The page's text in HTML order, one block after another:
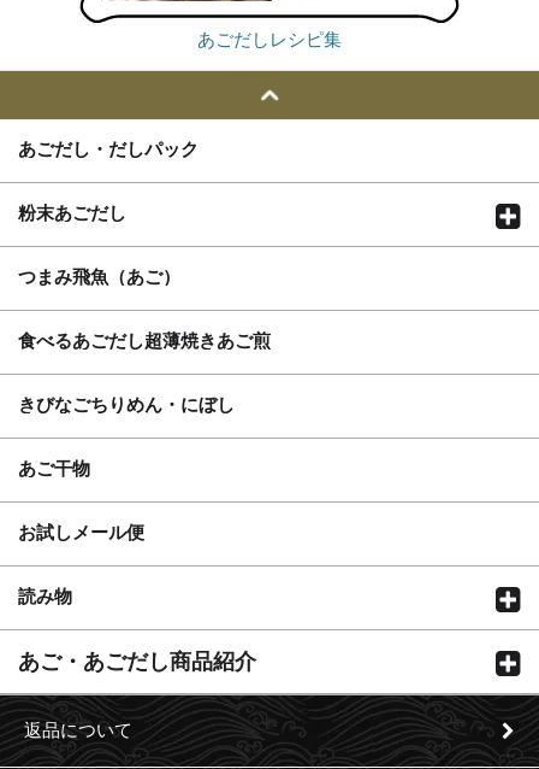
あごだしレシピ集
あごだし・だしパック
粉末あごだし
つまみ飛魚（あご）
食べるあごだし超薄焼きあご煎
きびなごちりめん・にぼし
あご干物
お試しメール便
読み物
あご・あごだし商品紹介
返品について